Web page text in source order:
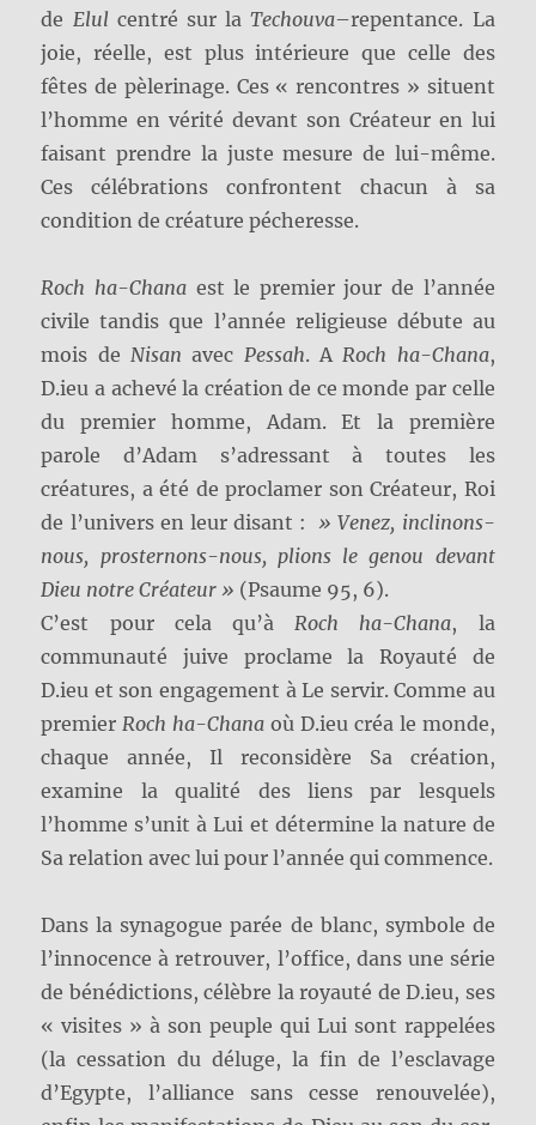
de Elul centré sur laTechouva–repentance. La
joie, réelle, est plus intérieure que celle des
fêtes de pèlerinage. Ces « rencontres » situent
l’homme en vérité devant son Créateur en lui
faisant prendre la juste mesure de lui-même.
Ces célébrations confrontent chacun à sa
condition de créature pécheresse.
Roch ha-Chana est le premier jour de l’année
civile tandis que l’année religieuse débute au
mois de Nisan avec Pessah. A Roch ha-Chana,
D.ieu a achevé la création de ce monde par celle
du premier homme, Adam. Et la première
parole d’Adam s’adressant à toutes les
créatures, a été de proclamer son Créateur, Roi
de l’univers en leur disant : » Venez, inclinons-
nous, prosternons-nous, plions le genou devant
Dieu notre Créateur » (Psaume 95, 6).
C’est pour cela qu’à Roch ha-Chana, la
communauté juive proclame la Royauté de
D.ieu et son engagement à Le servir. Comme au
premier Roch ha-Chana où D.ieu créa le monde,
chaque année, Il reconsidère Sa création,
examine la qualité des liens par lesquels
l’homme s’unit à Lui et détermine la nature de
Sa relation avec lui pour l’année qui commence.
Dans la synagogue parée de blanc, symbole de
l’innocence à retrouver, l’office, dans une série
de bénédictions, célèbre la royauté de D.ieu, ses
« visites » à son peuple qui Lui sont rappelées
(la cessation du déluge, la fin de l’esclavage
d’Egypte, l’alliance sans cesse renouvelée),